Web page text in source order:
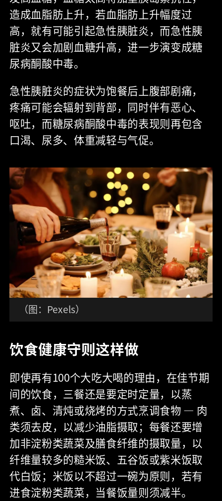
造成血脂肪上升，若血脂肪上升幅度过
高，就有可能引起急性胰脏炎，而急性胰
脏炎又会加剧血糖升高，进一步演变成糖
尿病酮酸中毒。
急性胰脏炎的症状为饱餐后上腹部剧痛，
疼痛可能会辐射到背部，同时伴有恶心、
呕吐，而糖尿病酮酸中毒的表现则再包含
口渴、尿多、体重减轻与气促。
（图：Pexels）
饮食健康守则这样做
即使再有100个大吃大喝的理由，在佳节期
间的饮食，三餐还是要定时定量，以蒸
煮、卤、清炖或烧烤的方式烹调食物 — 肉
类须去皮，以减少油脂摄取；每餐还要增
加非淀粉类蔬菜及膳食纤维的摄取量，以
纤维量较多的糙米饭、五谷饭或紫米饭取
代白饭；米饭以不超过一碗为原则，若有
进食淀粉类蔬菜，当餐饭量则须减半。